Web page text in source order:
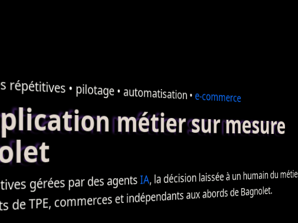
• pilotage• automatisation•e-commerce
métier sur mesure
gérées par des agentsIA, la décision laissée à un humain du métier
deTPE, commerces et indépendants aux abords de Bagnolet.